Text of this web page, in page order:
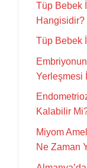
Tüp Bebek
Hangisidir?
Tüp Bebek
Yerleşmesi
Kalabilir
Miyom
Ne Zaman